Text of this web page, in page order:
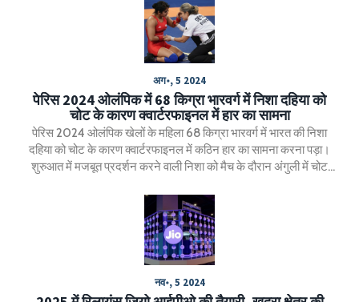
अग॰, 5 2024
पेरिस 2024 ओलंपिक में 68 किग्रा भारवर्ग में निशा दहिया को
चोट के कारण क्वार्टरफाइनल में हार का सामना
पेरिस 2024 ओलंपिक खेलों के महिला 68 किग्रा भारवर्ग में भारत की निशा
दहिया को चोट के कारण क्वार्टरफाइनल में कठिन हार का सामना करना पड़ा।
शुरुआत में मजबूत प्रदर्शन करने वाली निशा को मैच के दौरान अंगुली में चोट
अभियान के सपनों को धक्का दिया।
नव॰, 5 2024